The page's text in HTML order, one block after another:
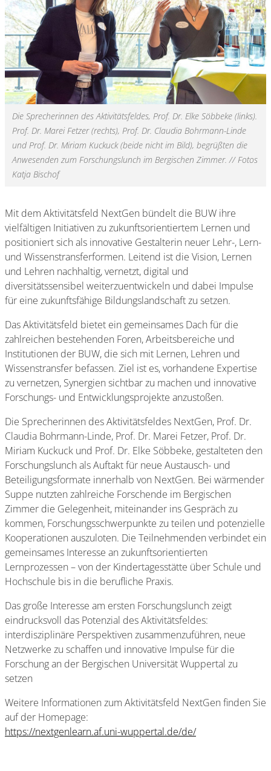
Die Sprecherinnen des Aktivitätsfeldes, Prof. Dr. Elke Söbbeke (links).
Prof. Dr. Marei Fetzer (rechts), Prof. Dr. Claudia Bohrmann-Linde
und Prof. Dr. Miriam Kuckuck (beide nicht im Bild), begrüßten die
Anwesenden zum Forschungslunch im Bergischen Zimmer. // Fotos
Katja Bischof
Mit dem Aktivitätsfeld NextGen bündelt die BUW ihre
vielfältigen Initiativen zu zukunftsorientiertem Lernen und
positioniert sich als innovative Gestalterin neuer Lehr-, Lern-
und Wissenstransferformen. Leitend ist die Vision, Lernen
und Lehren nachhaltig, vernetzt, digital und
diversitätssensibel weiterzuentwickeln und dabei Impulse
für eine zukunftsfähige Bildungslandschaft zu setzen.
Das Aktivitätsfeld bietet ein gemeinsames Dach für die
zahlreichen bestehenden Foren, Arbeitsbereiche und
Institutionen der BUW, die sich mit Lernen, Lehren und
Wissenstransfer befassen. Ziel ist es, vorhandene Expertise
zu vernetzen, Synergien sichtbar zu machen und innovative
Forschungs- und Entwicklungsprojekte anzustoßen.
Die Sprecherinnen des Aktivitätsfeldes NextGen, Prof. Dr.
Claudia Bohrmann-Linde, Prof. Dr. Marei Fetzer, Prof. Dr.
Miriam Kuckuck und Prof. Dr. Elke Söbbeke, gestalteten den
Forschungslunch als Auftakt für neue Austausch- und
Beteiligungsformate innerhalb von NextGen. Bei wärmender
Suppe nutzten zahlreiche Forschende im Bergischen
Zimmer die Gelegenheit, miteinander ins Gespräch zu
kommen, Forschungsschwerpunkte zu teilen und potenzielle
Kooperationen auszuloten. Die Teilnehmenden verbindet ein
gemeinsames Interesse an zukunftsorientierten
Lernprozessen – von der Kindertagesstätte über Schule und
Hochschule bis in die berufliche Praxis.
Das große Interesse am ersten Forschungslunch zeigt
eindrucksvoll das Potenzial des Aktivitätsfeldes:
interdisziplinäre Perspektiven zusammenzuführen, neue
Netzwerke zu schaffen und innovative Impulse für die
Forschung an der Bergischen Universität Wuppertal zu
setzen
Weitere Informationen zum Aktivitätsfeld NextGen finden Sie
auf der Homepage:
https://nextgenlearn.af.uni-wuppertal.de/de/